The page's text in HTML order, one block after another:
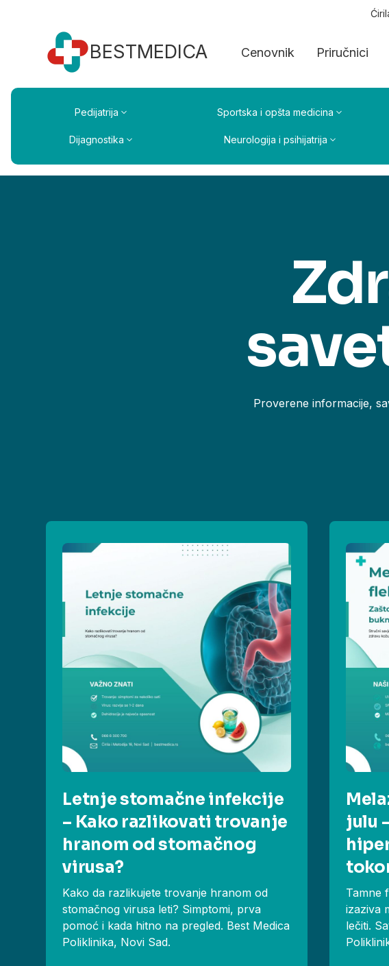
BESTMEDICA Cenovnik Priručnici
Pedijatrija Sportska i opšta medicina
Dijagnostika Neurologija i psihijatrija
Proverene informacije,
Letnje stomačne infekcije
– Kako razlikovati trovanje
hranom od stomačnog
virusa?
Kako da razlikujete trovanje hranom od
stomačnog virusa leti? Simptomi, prva
pomoć i kada hitno na pregled. Best Medica
Poliklinika, Novi Sad.
julu
Tamne
izaziva
lečiti.